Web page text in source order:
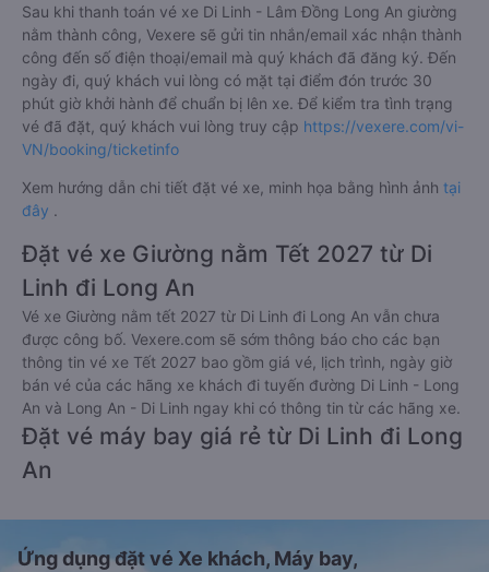
Sau khi thanh toán vé xe Di Linh - Lâm Đồng Long An giường
nằm thành công, Vexere sẽ gửi tin nhắn/email xác nhận thành
công đến số điện thoại/email mà quý khách đã đăng ký. Đến
ngày đi, quý khách vui lòng có mặt tại điểm đón trước 30
phút giờ khởi hành để chuẩn bị lên xe. Để kiểm tra tình trạng
vé đã đặt, quý khách vui lòng truy cập https://vexere.com/vi-
VN/booking/ticketinfo
Xem hướng dẫn chi tiết đặt vé xe, minh họa bằng hình ảnh tại
đây .
Đặt vé xe Giường nằm Tết 2027 từ Di
Linh đi Long An
Vé xe Giường nằm tết 2027 từ Di Linh đi Long An vẫn chưa
được công bố. Vexere.com sẽ sớm thông báo cho các bạn
thông tin vé xe Tết 2027 bao gồm giá vé, lịch trình, ngày giờ
bán vé của các hãng xe khách đi tuyến đường Di Linh - Long
An và Long An - Di Linh ngay khi có thông tin từ các hãng xe.
Đặt vé máy bay giá rẻ từ Di Linh đi Long
An
Ứng dụng đặt vé Xe khách, Máy bay,